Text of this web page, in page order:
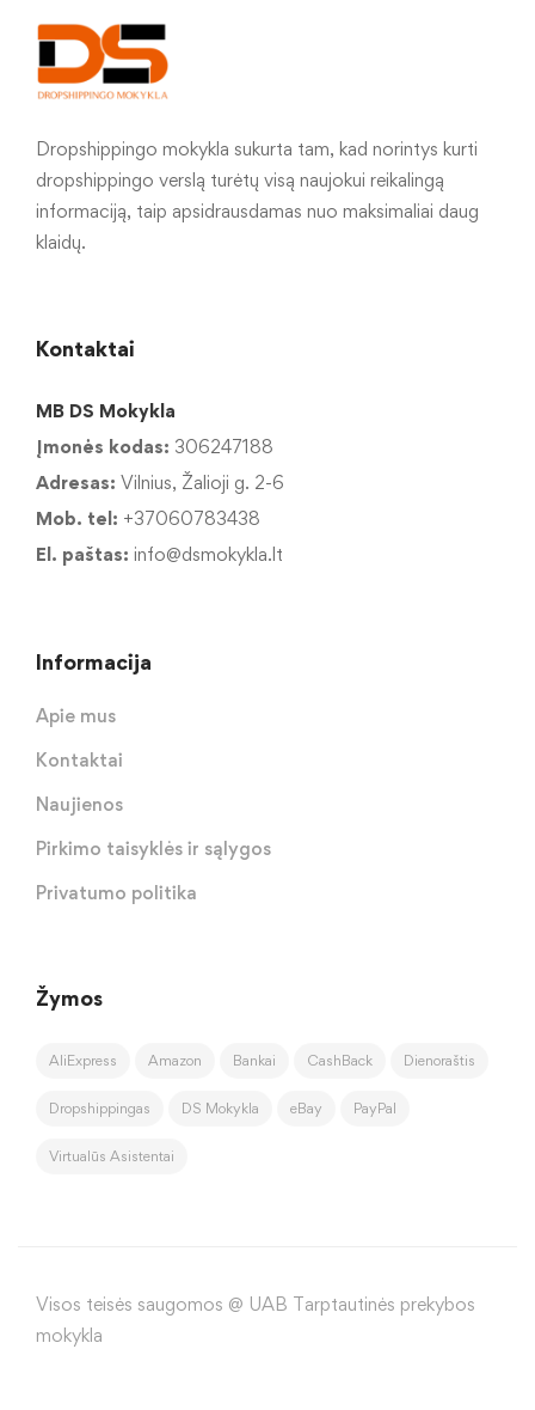
Dropshippingo mokykla sukurta tam, kad norintys kurti
dropshippingo verslą turėtų visą naujokui reikalingą
informaciją, taip apsidrausdamas nuo maksimaliai daug
klaidų.
Kontaktai
MB DS Mokykla
Įmonės kodas: 306247188
Adresas: Vilnius, Žalioji g. 2-6
Mob. tel: +37060783438
El. paštas: info@dsmokykla.lt
Informacija
Apie mus
Kontaktai
Naujienos
Pirkimo taisyklės ir sąlygos
Privatumo politika
Žymos
AliExpress Amazon Bankai CashBack Dienoraštis
Dropshippingas DS Mokykla eBay PayPal
Virtualūs Asistentai
Visos teisės saugomos @ UAB Tarptautinės prekybos
mokykla